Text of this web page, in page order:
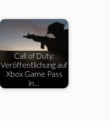
Call of Duty:
Veröffentlichung auf
Xbox Game Pass
in…